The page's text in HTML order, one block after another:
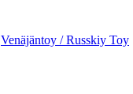
Venäjäntoy / Russkiy Toy